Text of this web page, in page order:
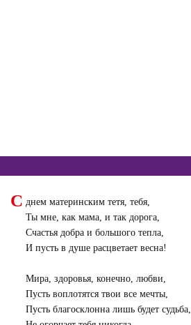
С днем материнским тетя, тебя,
Ты мне, как мама, и так дорога,
Счастья добра и большого тепла,
И пусть в душе расцветает весна!
Мира, здоровья, конечно, любви,
Пусть воплотятся твои все мечты,
Пусть благосклонна лишь будет судьба,